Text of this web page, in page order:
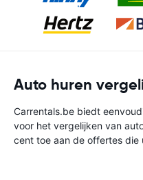
Auto huren
Carrentals.be biedt
voor het vergelijken van
cent toe aan de offertes die